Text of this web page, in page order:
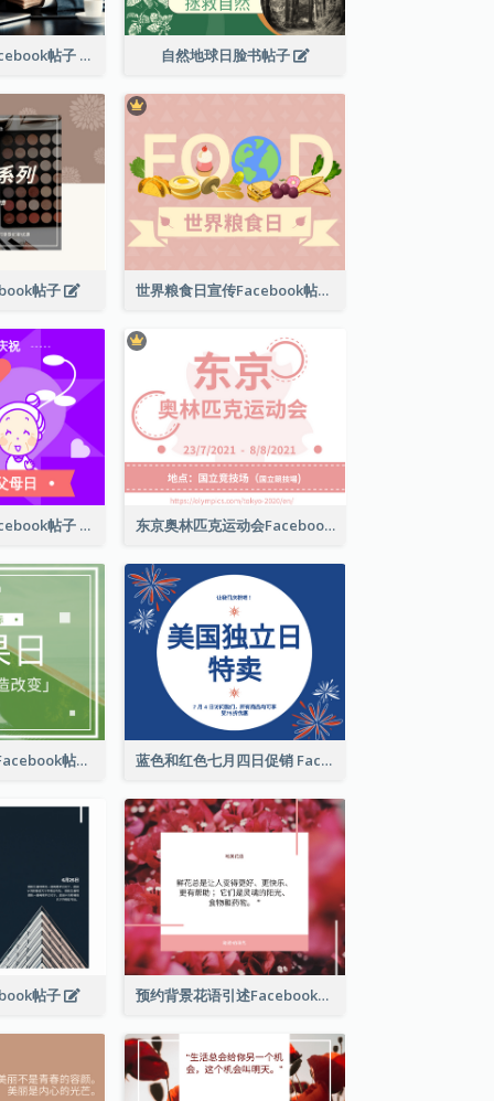
商业解决方案Facebook帖子 自然地球日脸书帖子
帖子 世界粮食日宣传Facebook帖子
国际祖父母日Facebook帖子 东京奥林匹克运动会Facebook帖子
国际水果日推广Facebook帖子 蓝色和红色七月四日促销 Facebook 帖子
帖子 预约背景花语引述Facebook帖子